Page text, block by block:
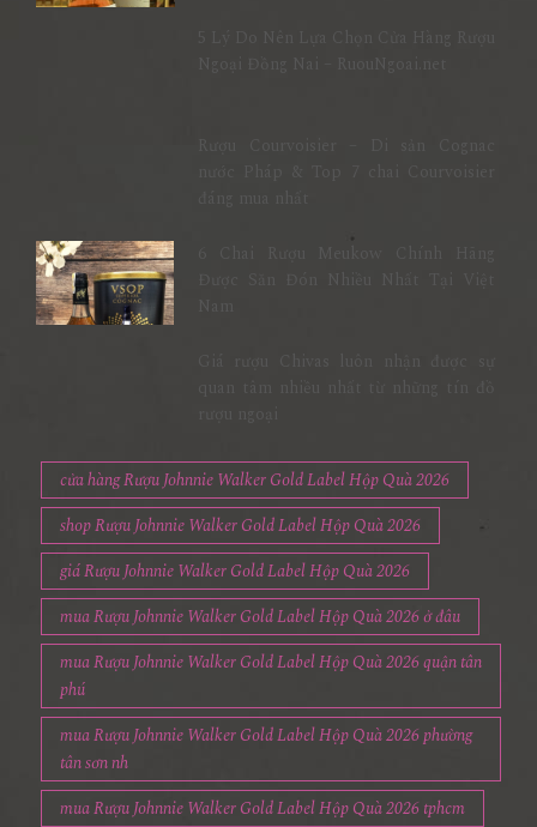
5 Lý Do Nên Lựa Chọn Cửa Hàng Rượu
Ngoại Đồng Nai – RuouNgoai.net
cửa hàng Rượu Johnnie Walker Gold Label Hộp Quà 2026
shop Rượu Johnnie Walker Gold Label Hộp Quà 2026
giá Rượu Johnnie Walker Gold Label Hộp Quà 2026
mua Rượu Johnnie Walker Gold Label Hộp Quà 2026 ở đâu
mua Rượu Johnnie Walker Gold Label Hộp Quà 2026 quận tân
phú
mua Rượu Johnnie Walker Gold Label Hộp Quà 2026 phường
tân sơn nh
mua Rượu Johnnie Walker Gold Label Hộp Quà 2026 tphcm